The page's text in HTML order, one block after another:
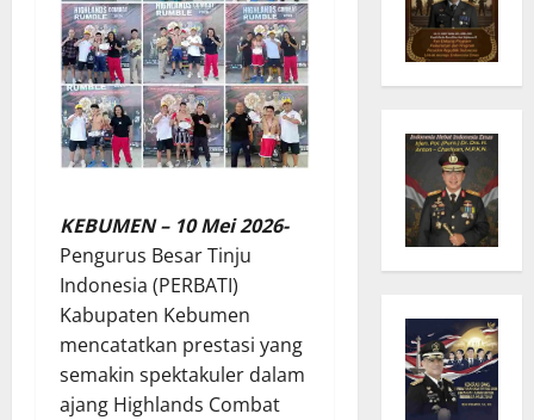
KEBUMEN – 10 Mei 2026-
Pengurus Besar Tinju
Indonesia (PERBATI)
Kabupaten Kebumen
mencatatkan prestasi yang
semakin spektakuler dalam
ajang Highlands Combat